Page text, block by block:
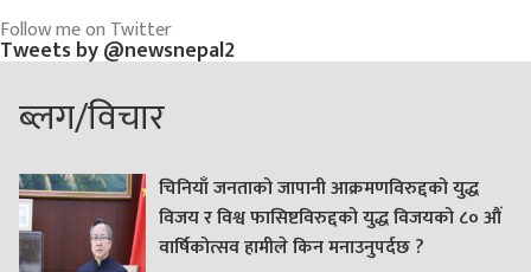
Follow me on Twitter
Tweets by @newsnepal2
ब्लग/विचार
चिनियाँ जनताको जापानी आक्रमणविरुद्दको युद्ध
विजय र विश्व फासिष्टविरुद्दको युद्ध विजयको ८० औं
वार्षिकोत्सव हामीले किन मनाउनुपर्दछ ?